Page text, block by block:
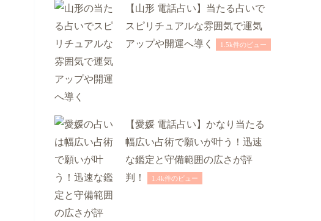
【山形 電話占い】当たる占いで
スピリチュアルな雰囲気で運気
アップや開運へ導く
1.5k件のビュー
【愛媛 電話占い】かなり当たる
幅広い占術で願いが叶う！迅速
な鑑定と守備範囲の広さが評
判！
1.4k件のビュー